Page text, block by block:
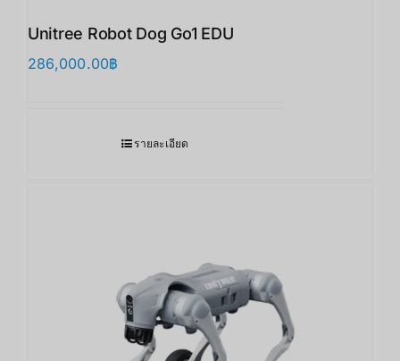
Unitree Robot Dog Go1 EDU
286,000.00฿
รายละเอียด